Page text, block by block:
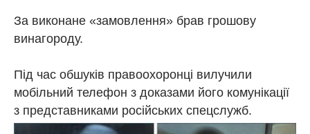
За виконане «замовлення» брав грошову
винагороду.
Під час обшуків правоохоронці вилучили
мобільний телефон з доказами його комунікації
з представниками російських спецслужб.